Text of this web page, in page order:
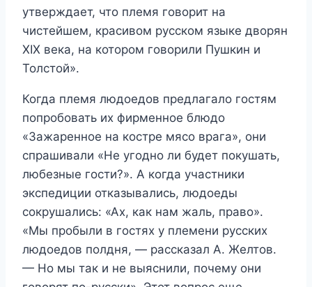
утверждает, что племя говорит на
чистейшем, красивом русском языке дворян
XIX века, на котором говорили Пушкин и
Толстой».
Когда племя людоедов предлагало гостям
попробовать их фирменное блюдо
«Зажаренное на костре мясо врага», они
спрашивали «Не угодно ли будет покушать,
любезные гости?». А когда участники
экспедиции отказывались, людоеды
сокрушались: «Ах, как нам жаль, право».
«Мы пробыли в гостях у племени русских
людоедов полдня, — рассказал А. Желтов.
— Но мы так и не выяснили, почему они